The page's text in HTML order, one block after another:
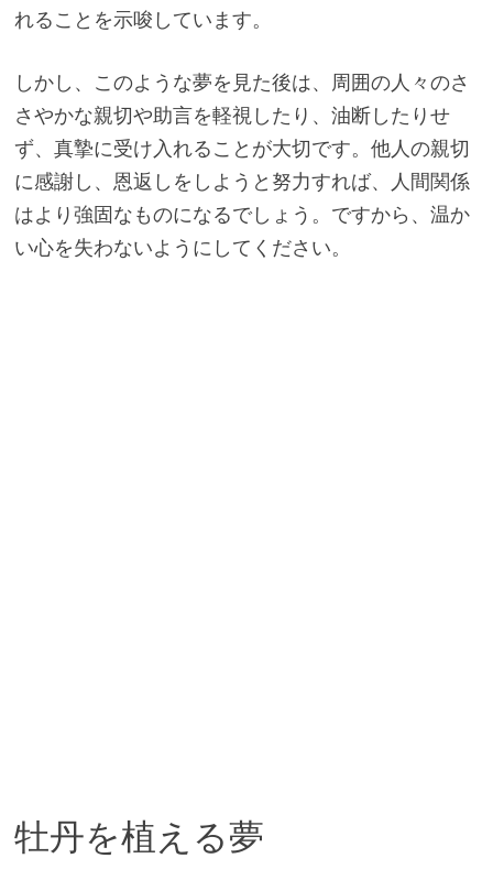
れることを示唆しています。
しかし、このような夢を見た後は、周囲の人々のさ
さやかな親切や助言を軽視したり、油断したりせ
ず、真摯に受け入れることが大切です。他人の親切
に感謝し、恩返しをしようと努力すれば、人間関係
はより強固なものになるでしょう。ですから、温か
い心を失わないようにしてください。
牡丹を植える夢